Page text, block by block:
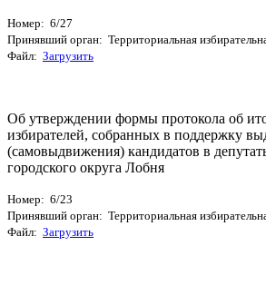
Номер: 6/27
Принявший орган: Территориальная
Файл: Загрузить
Об утверждении формы протокола об
избирателей, собранных в поддержку
(самовыдвижения) кандидатов в
городского округа Лобня
Номер: 6/23
Принявший орган: Территориальная
Файл: Загрузить